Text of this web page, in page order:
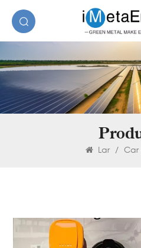
Lar /